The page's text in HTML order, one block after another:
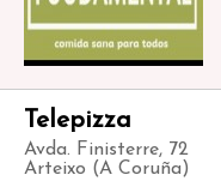
Telepizza
Avda. Finisterre, 72
Arteixo (A Coruña)